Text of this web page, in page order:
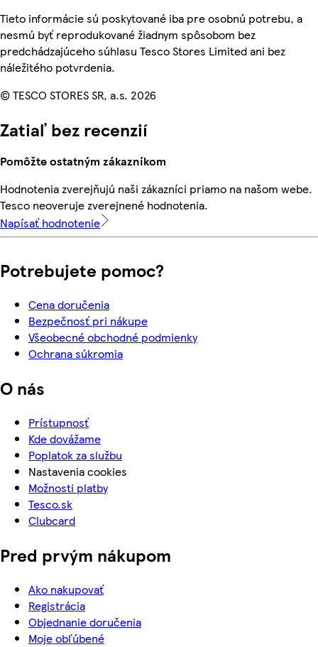
Tieto informácie sú poskytované iba pre osobnú potrebu, a
nesmú byť reprodukované žiadnym spôsobom bez
predchádzajúceho súhlasu Tesco Stores Limited ani bez
náležitého potvrdenia.
© TESCO STORES SR, a.s. 2026
Zatiaľ bez recenzií
Pomôžte ostatným zákazníkom
Hodnotenia zverejňujú naši zákazníci priamo na našom webe.
Tesco neoveruje zverejnené hodnotenia.
Napísať hodnotenie
Potrebujete pomoc?
Cena doručenia
Bezpečnosť pri nákupe
Všeobecné obchodné podmienky
Ochrana súkromia
O nás
Prístupnosť
Kde dovážame
Poplatok za službu
Nastavenia cookies
Možnosti platby
Tesco.sk
Clubcard
Pred prvým nákupom
Ako nakupovať
Registrácia
Objednanie doručenia
Moje obľúbené